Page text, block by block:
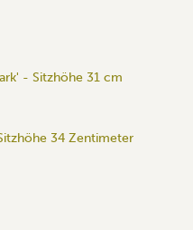
- Sitzhöhe 31 cm